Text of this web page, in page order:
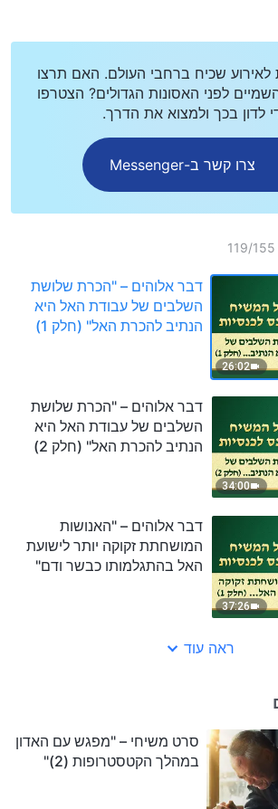
לאירוע שכיח ברחבי העולם. האם תרצו
לפני האסונות הגדולים? הצטרפו
לדון בכך ולמצוא את הדרך.
צרו קשר ב-Messenger
119/155
26:02
דבר אלוהים – "הכרת שלושת
השלבים של עבודת האל היא
הנתיב להכרת האל" (חלק 1)
34:00
דבר אלוהים – "הכרת שלושת
השלבים של עבודת האל היא
הנתיב להכרת האל" (חלק 2)
37:26
דבר אלוהים – "האנושות
המושחתת זקוקה יותר לישועת
האל בהתגלמותו כבשר ודם"
ראה עוד
סרט משיחי – "מפגש עם האדון
במהלך הקטסטרופות (2)"